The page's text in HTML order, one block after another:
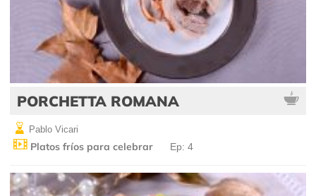
PORCHETTA ROMANA
Pablo Vicari
Platos fríos para celebrar Ep: 4